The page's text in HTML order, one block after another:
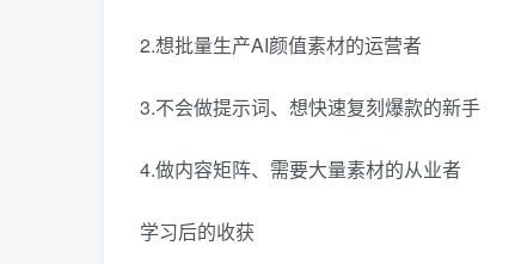
2.想批量生产AI颜值素材的运营者
3.不会做提示词、想快速复刻爆款的新手
4.做内容矩阵、需要大量素材的从业者
学习后的收获